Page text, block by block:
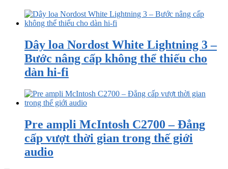
Dây loa Nordost White Lightning 3 –
Bước nâng cấp không thể thiếu cho
dàn hi-fi
Pre ampli McIntosh C2700 – Đẳng
cấp vượt thời gian trong thế giới
audio